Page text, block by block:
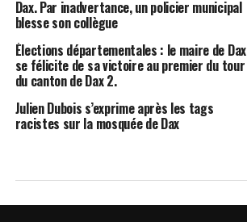
Dax. Par inadvertance, un policier municipal
blesse son collègue
Élections départementales : le maire de Dax
se félicite de sa victoire au premier du tour
du canton de Dax 2.
Julien Dubois s’exprime après les tags
racistes sur la mosquée de Dax